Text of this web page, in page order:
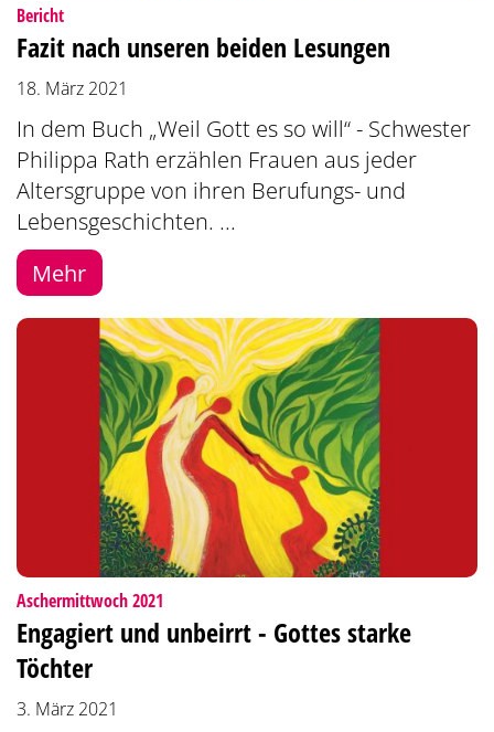
Bericht:
Fazit nach unseren beiden Lesungen
18. März 2021
In dem Buch „Weil Gott es so will“ - Schwester
Philippa Rath erzählen Frauen aus jeder
Altersgruppe von ihren Berufungs- und
Lebensgeschichten. ...
Mehr
Aschermittwoch 2021
Engagiert und unbeirrt - Gottes starke
Töchter
3. März 2021